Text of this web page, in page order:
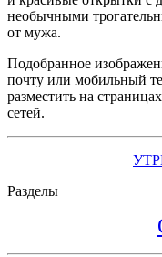
необычными
от мужа.
Подобранное
почту или мобильный
разместить на
сетей.
Разделы